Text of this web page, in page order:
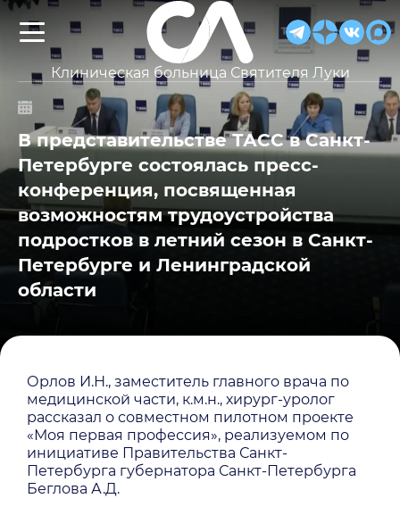
Клиническая больница Святителя Луки
В представительстве ТАСС в Санкт-
Петербурге состоялась пресс-
конференция, посвященная
возможностям трудоустройства
подростков в летний сезон в Санкт-
Петербурге и Ленинградской
области
Орлов И.Н., заместитель главного врача по
медицинской части, к.м.н., хирург-уролог
рассказал о совместном пилотном проекте
«Моя первая профессия», реализуемом по
инициативе Правительства Санкт-
Петербурга губернатора Санкт-Петербурга
Беглова А.Д.